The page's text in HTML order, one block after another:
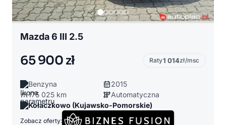
Mazda 6 III 2.5
65 900 zł Raty1 014zł/msc
Benzyna
2015
175 025 km
Automatyczna
Kołaczkowo (Kujawsko-Pomorskie)
Zobacz oferty: